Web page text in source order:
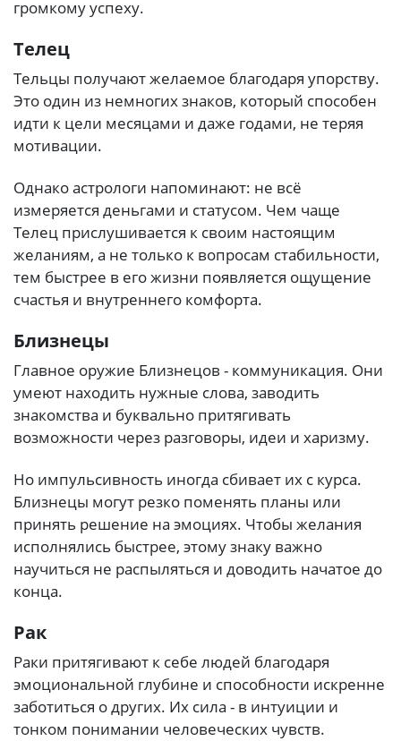
громкому успеху.
Телец
Тельцы получают желаемое благодаря упорству.
Это один из немногих знаков, который способен
идти к цели месяцами и даже годами, не теряя
мотивации.
Однако астрологи напоминают: не всё
измеряется деньгами и статусом. Чем чаще
Телец прислушивается к своим настоящим
желаниям, а не только к вопросам стабильности,
тем быстрее в его жизни появляется ощущение
счастья и внутреннего комфорта.
Близнецы
Главное оружие Близнецов - коммуникация. Они
умеют находить нужные слова, заводить
знакомства и буквально притягивать
возможности через разговоры, идеи и харизму.
Но импульсивность иногда сбивает их с курса.
Близнецы могут резко поменять планы или
принять решение на эмоциях. Чтобы желания
исполнялись быстрее, этому знаку важно
научиться не распыляться и доводить начатое до
конца.
Рак
Раки притягивают к себе людей благодаря
эмоциональной глубине и способности искренне
заботиться о других. Их сила - в интуиции и
тонком понимании человеческих чувств.